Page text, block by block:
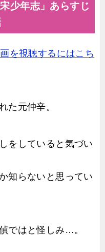
少年志」あらすじ
を視聴するにはこち
た元仲辛。
をしていると気づい
知らないと思ってい
ではと怪しみ…。